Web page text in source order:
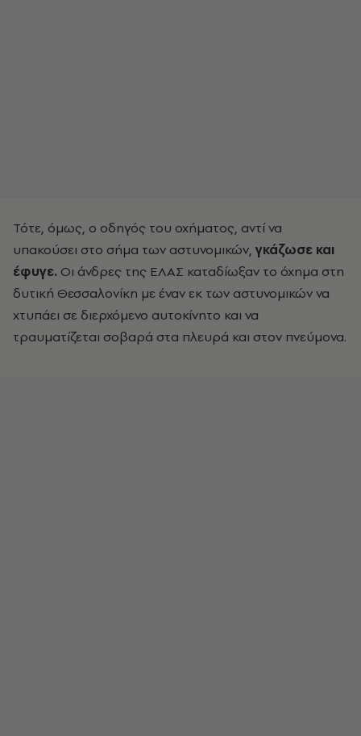
Τότε, όμως, ο οδηγός του οχήματος, αντί να
υπακούσει στο σήμα των αστυνομικών, γκάζωσε και
έφυγε. Οι άνδρες της ΕΛΑΣ καταδίωξαν το όχημα στη
δυτική Θεσσαλονίκη με έναν εκ των αστυνομικών να
χτυπάει σε διερχόμενο αυτοκίνητο και να
τραυματίζεται σοβαρά στα πλευρά και στον πνεύμονα.